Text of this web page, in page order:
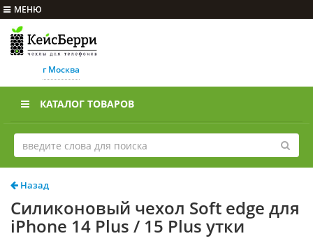
МЕНЮ
г Москва
КАТАЛОГ ТОВАРОВ
Назад
Силиконовый чехол Soft edge для
iPhone 14 Plus / 15 Plus утки